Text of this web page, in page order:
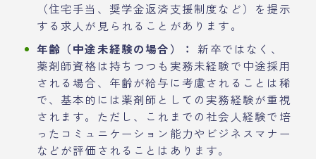
（住宅手当、奨学金返済支援制度など）を提示
する求人が見られることがあります。
年齢（中途未経験の場合）：
新卒ではなく、
薬剤師資格は持ちつつも実務未経験で中途採用
される場合、年齢が給与に考慮されることは稀
で、基本的には薬剤師としての実務経験が重視
されます。ただし、これまでの社会人経験で培
ったコミュニケーション能力やビジネスマナー
などが評価されることはあります。